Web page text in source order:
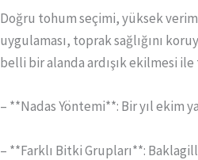
Doğru tohum seçimi, yüksek
uygulaması, toprak sağlığını
belli bir alanda ardışık ekilmesi
– **Nadas Yöntemi**: Bir yıl ekim
– **Farklı Bitki Grupları**: